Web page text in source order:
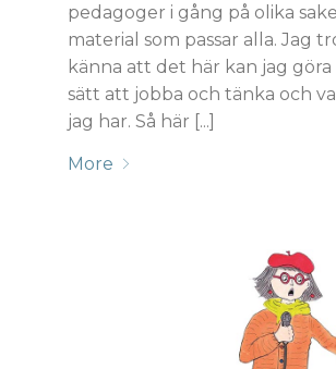
pedagoger i gång på olika
material som passar alla. Jag
känna att det här kan jag
sätt att jobba och tänka och
jag har. Så här [...]
More